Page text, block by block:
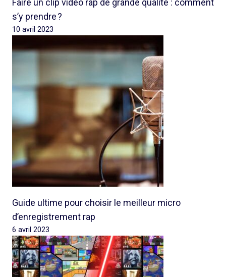
Faire un clip vidéo rap de grande qualité : comment
s’y prendre ?
10 avril 2023
Guide ultime pour choisir le meilleur micro
d’enregistrement rap
6 avril 2023